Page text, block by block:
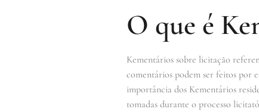
O que é
Kementários sobre licitação
comentários podem ser feitos por
importância dos Kementários
tomadas durante o processo